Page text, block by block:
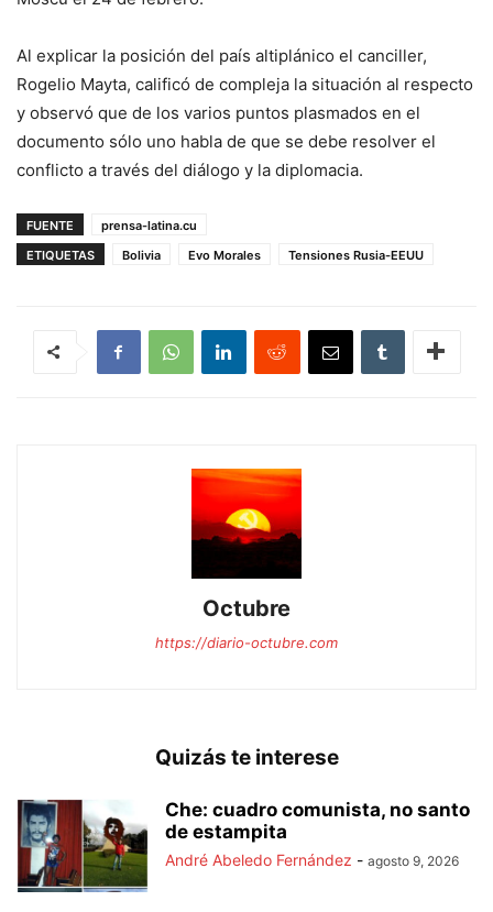
Al explicar la posición del país altiplánico el canciller,
Rogelio Mayta, calificó de compleja la situación al respecto
y observó que de los varios puntos plasmados en el
documento sólo uno habla de que se debe resolver el
conflicto a través del diálogo y la diplomacia.
FUENTE
prensa-latina.cu
ETIQUETAS
Bolivia Evo Morales Tensiones Rusia-EEUU
Octubre
https://diario-octubre.com
Quizás te interese
Che: cuadro comunista, no santo
de estampita
André Abeledo Fernández - agosto 9, 2026